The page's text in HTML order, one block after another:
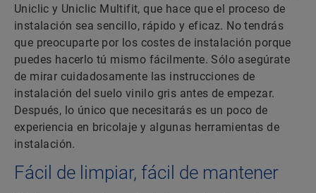
Uniclic y Uniclic Multifit, que hace que el proceso de
instalación sea sencillo, rápido y eficaz. No tendrás
que preocuparte por los costes de instalación porque
puedes hacerlo tú mismo fácilmente. Sólo asegúrate
de mirar cuidadosamente las instrucciones de
instalación del suelo vinilo gris antes de empezar.
Después, lo único que necesitarás es un poco de
experiencia en bricolaje y algunas herramientas de
instalación.
Fácil de limpiar, fácil de mantener